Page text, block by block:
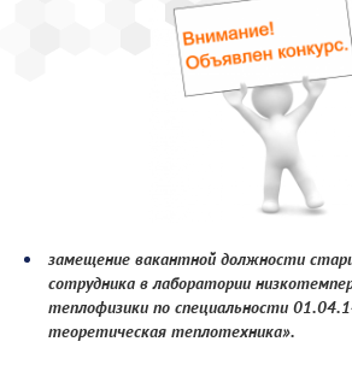
замещение вакантной должности
сотрудника в лаборатории
теплофизики по специальности
теоретическая теплотехника».